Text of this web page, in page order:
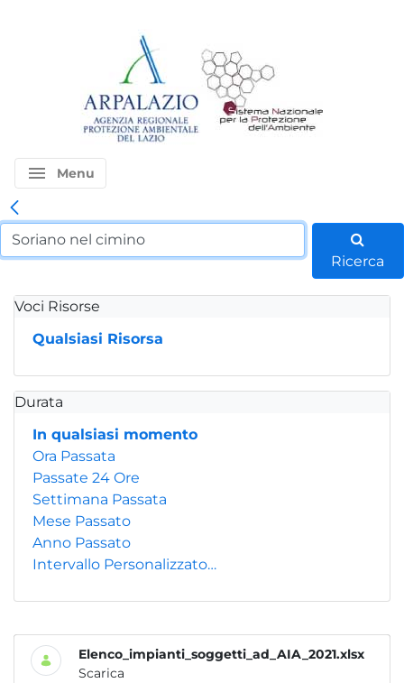
menu Menu
Ricerca
Voci Risorse
Qualsiasi Risorsa
Durata
In qualsiasi momento
Ora Passata
Passate 24 Ore
Settimana Passata
Mese Passato
Anno Passato
Intervallo Personalizzato…
Elenco_impianti_soggetti_ad_AIA_2021.xlsx
Scarica